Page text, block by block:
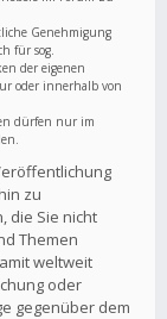
Genehmigung
für sog.
der eigenen
oder innerhalb von
dürfen nur im
zu
die Sie nicht
Themen
weltweit
oder
gegenüber dem